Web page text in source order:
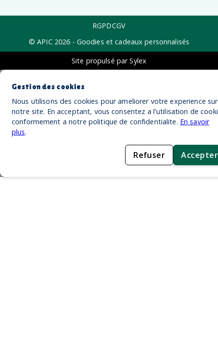
RGPDCGV
© APIC 2026 - Goodies et cadeaux personnalisés
Site propulsé par Sylex
Gestion des cookies
Nous utilisons des cookies pour ameliorer votre experience sur
notre site. En acceptant, vous consentez a l'utilisation de
conformement a notre politique de confidentialite. En savoir
plus.
Refuser Accepter